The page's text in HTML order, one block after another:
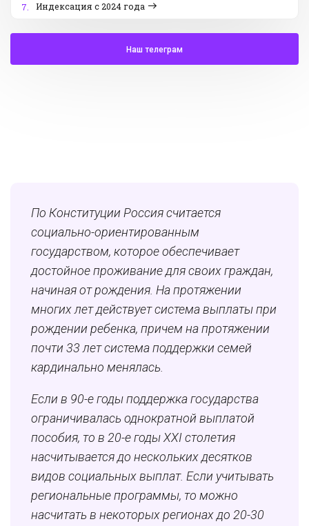
7.
Индексация с 2024 года
Наш телеграм
По Конституции Россия считается
социально-ориентированным
государством, которое обеспечивает
достойное проживание для своих граждан,
начиная от рождения. На протяжении
многих лет действует система выплаты при
рождении ребенка, причем на протяжении
почти 33 лет система поддержки семей
кардинально менялась.
Если в 90-е годы поддержка государства
ограничивалась однократной выплатой
пособия, то в 20-е годы ХХI столетия
насчитывается до нескольких десятков
видов социальных выплат. Если учитывать
региональные программы, то можно
насчитать в некоторых регионах до 20-30